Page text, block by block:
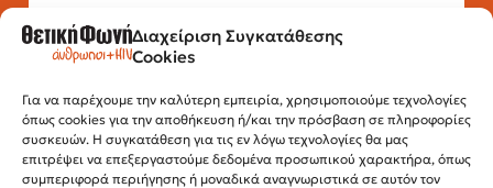
Διαχείριση Συγκατάθεσης
Cookies
Για να παρέχουμε την καλύτερη εμπειρία, χρησιμοποιούμε τεχνολογίες
όπως cookies για την αποθήκευση ή/και την πρόσβαση σε πληροφορίες
συσκευών. Η συγκατάθεση για τις εν λόγω τεχνολογίες θα μας
επιτρέψει να επεξεργαστούμε δεδομένα προσωπικού χαρακτήρα, όπως
συμπεριφορά περιήγησης ή μοναδικά αναγνωριστικά σε αυτόν τον
Τηλέφωνο: 2315 525 020
Fax: 210 32 15 644
Εγνατίας 112, 3ος όροφος, 54622,
Θεσσαλονίκη
Ώρες λειτουργίας:
Δευτέρα – Παρασκευή, 10:00 –14:00